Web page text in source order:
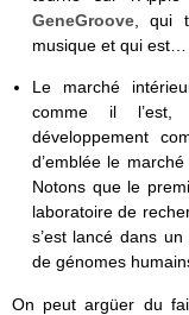
GeneGroove, qui
musique et qui est…
Le marché
comme il l’est,
développement
d’emblée le
Notons que le
laboratoire de
s’est lancé dans
de génomes
On peut argüer du